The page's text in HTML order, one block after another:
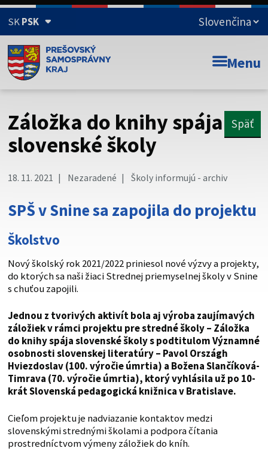
SKPSK
Doména psk.sk je oficiálna
Toto je oficiálna webová stránka Prešovského
Táto stránka je zabezpečená
cez zabezpečenú webovú stránku. Zabezpečená stránka
vždy začína https:// pred názvom domény webového sídla.
Menu
Záložka do knihy spája
slovenské školy
Späť
18. 11. 2021 Nezaradené Školy informujú - archiv
SPŠ v Snine sa zapojila do projektu
Školstvo
Nový školský rok 2021/2022 priniesol nové výzvy a projekty,
do ktorých sa naši žiaci Strednej priemyselnej školy v Snine
s chuťou zapojili.
Jednou z tvorivých aktivít bola aj výroba zaujímavých
záložiek v rámci projektu pre stredné školy – Záložka
do knihy spája slovenské školy s podtitulom Významné
osobnosti slovenskej literatúry – Pavol Országh
Hviezdoslav (100. výročie úmrtia) a Božena Slančíková-
Timrava (70. výročie úmrtia), ktorý vyhlásila už po 10-
krát Slovenská pedagogická knižnica v Bratislave.
Cieľom projektu je nadviazanie kontaktov medzi
slovenskými strednými školami a podpora čítania
prostredníctvom výmeny záložiek do kníh.